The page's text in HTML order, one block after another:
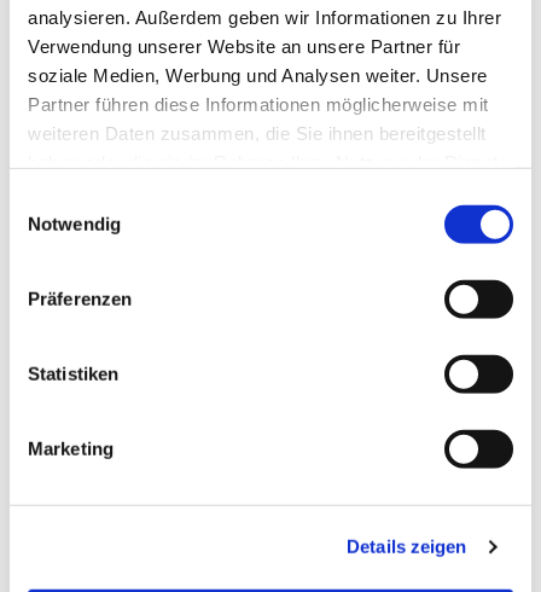
analysieren. Außerdem geben wir Informationen zu Ihrer
Verwendung unserer Website an unsere Partner für
soziale Medien, Werbung und Analysen weiter. Unsere
Partner führen diese Informationen möglicherweise mit
weiteren Daten zusammen, die Sie ihnen bereitgestellt
Notwendig
Präferenzen
Statistiken
Marketing
Details zeigen
Dies könnte Sie auch interessieren